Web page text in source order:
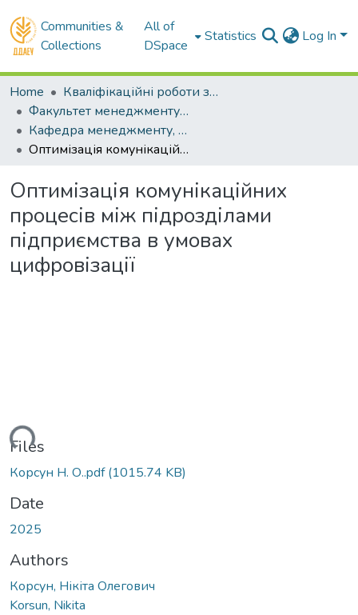
Communities &
Collections
All of
DSpace
Statistics Log In
Home
Кваліфікаційні роботи здобувачів вищої освіти
Факультет менеджменту і маркетингу
Кафедра менеджменту, публічного управління та адміністрування . Магістри
Оптимізація комунікаційних процесів між підрозділами підприємства в умовах цифровізації
Оптимізація комунікаційних
процесів між підрозділами
підприємства в умовах
цифровізації
Files
Корсун Н. О..pdf(1015.74 KB)
Date
2025
Authors
Корсун, Нікіта Олегович
Korsun, Nikita